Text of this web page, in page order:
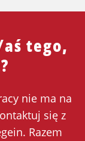
tego,
nie ma na
się z
Razem